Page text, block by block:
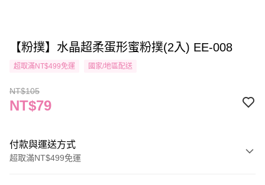
【粉撲】水晶超柔蛋形蜜粉撲(2入) EE-008
超取滿NT$499免運 國家/地區配送
NT$105
NT$79
付款與運送方式
超取滿NT$499免運